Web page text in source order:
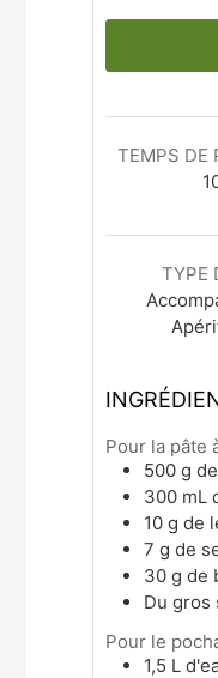
TEMPS DE
TYPE
Pour la pâte
500 g
300 mL
10 g de
7 g de
30 g de
Du gros
Pour le
1,5 L